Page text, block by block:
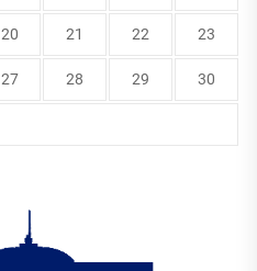
20 21 22 23
27 28 29 30